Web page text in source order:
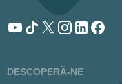
DESCOPERĂ-NE